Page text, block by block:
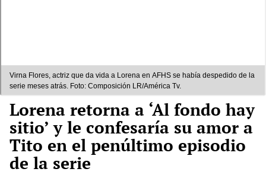
Virna Flores, actriz que da vida a Lorena en AFHS se había despedido de la
serie meses atrás. Foto: Composición LR/América Tv.
Lorena retorna a ‘Al fondo hay
sitio’ y le confesaría su amor a
Tito en el penúltimo episodio
de la serie